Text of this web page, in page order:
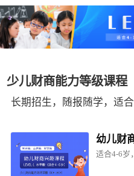
少儿财商能力等级课程
长期招生，随报随学，适
幼儿财